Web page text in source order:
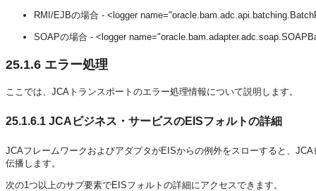
RMI/EJBの場合 - <logger
SOAPの場合 - <logger
25.1.6 エラー処理
ここでは、JCAトランスポートのエラー処理情報について説明します。
25.1.6.1 JCAビジネス・サービスのEISフォルトの詳細
JCAフレームワークおよびアダプタがEISからの例外をスローすると、
伝播します。
次の1つ以上のサブ要素でEISフォルトの詳細にアクセスできます。